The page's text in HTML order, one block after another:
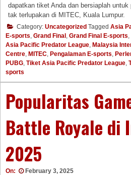
dapatkan tiket Anda dan bersiaplah
tak terlupakan di MITEC, Kuala Lumpur.
Category: Uncategorized Tagged Asia
E-sports Grand Final Grand Final E-sports
Asia Pacific Predator League Malaysia
Centre MITEC Pengalaman E-sports
PUBG Tiket Asia Pacific Predator League
sports
Popularitas
Battle Royale di
2025
On: February 3, 2025